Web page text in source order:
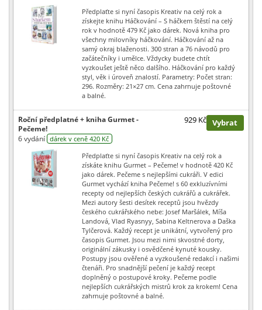
Předplaťte si nyní časopis Kreativ na celý rok a
získejte knihu Háčkování – S háčkem štěstí na celý
rok v hodnotě 479 Kč jako dárek. Nová kniha pro
všechny milovníky háčkování. Háčkování až na
samý okraj blaženosti. 300 stran a 76 návodů pro
začátečníky i umělce. Vždycky budete chtít
vyzkoušet ještě něco dalšího. Háčkování pro každý
styl, věk i úroveň znalostí. Parametry: Počet stran:
296. Rozměry: 21×27 cm. Cena zahrnuje poštovné
a balné.
Roční předplatné + kniha Gurmet -
Pečeme!
6 vydání dárek v ceně 420 Kč
929 Kč Vybrat
Předplaťte si nyní časopis Kreativ na celý rok a
získáte knihu Gurmet – Pečeme! v hodnotě 420 Kč
jako dárek. Pečeme s nejlepšími cukráři. V edici
Gurmet vychází kniha Pečeme! s 60 exkluzívními
recepty od nejlepších českých cukrářů a cukrářek.
Mezi autory šesti desítek receptů jsou hvězdy
českého cukrářského nebe: Josef Maršálek, Míša
Landová, Vlad Ryasnyy, Sabina Keltnerova a Daška
Tylčerová. Každý recept je unikátní, vytvořený pro
časopis Gurmet. Jsou mezi nimi skvostné dorty,
originální zákusky i osvědčené kynuté kousky.
Postupy jsou ověřené a vyzkoušené redakcí i našimi
čtenáři. Pro snadnější pečení je každý recept
doplněný o postupové kroky. Pečeme podle
nejlepších cukrářských mistrů krok za krokem! Cena
zahrnuje poštovné a balné.